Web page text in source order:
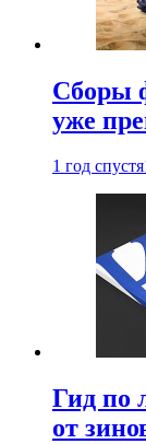
Сборы
уже
1 год спустя
Гид по
от